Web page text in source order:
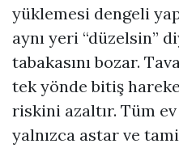
yüklemesi dengeli
aynı yeri “düzelsin”
tabakasını bozar.
tek yönde bitiş
riskini azaltır. Tüm
yalnızca astar ve